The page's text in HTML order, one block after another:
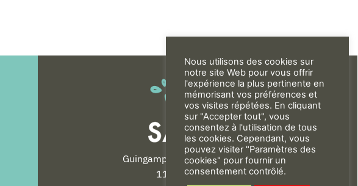
Guingamp-Paimpol Agglomération
11 rue de la Trinité
Nous utilisons des cookies sur
notre site Web pour vous offrir
l'expérience la plus pertinente en
mémorisant vos préférences et
vos visites répétées. En cliquant
sur "Accepter tout", vous
consentez à l'utilisation de tous
les cookies. Cependant, vous
pouvez visiter "Paramètres des
cookies" pour fournir un
consentement contrôlé.